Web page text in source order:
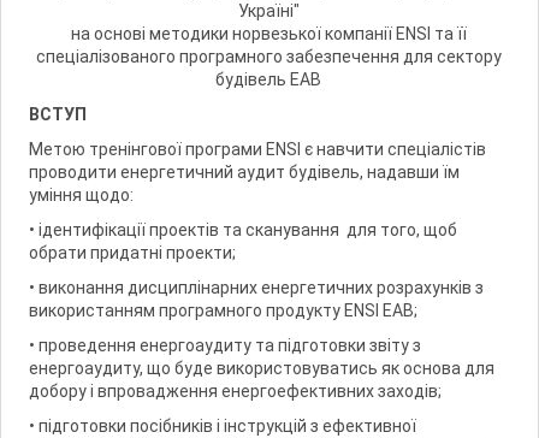
Україні"
на основі методики норвезької компанії ENSI та її
спеціалізованого програмного забезпечення для сектору
будівель EAB
ВСТУП
Метою тренінгової програми ENSI є навчити спеціалістів
проводити енергетичний аудит будівель, надавши їм
уміння щодо:
• ідентифікації проектів та сканування для того, щоб
обрати придатні проекти;
• виконання дисциплінарних енергетичних розрахунків з
використанням програмного продукту ENSI ЕАВ;
• проведення енергоаудиту та підготовки звіту з
енергоаудиту, що буде використовуватись як основа для
добору і впровадження енергоефективних заходів;
• підготовки посібників і інструкцій з ефективної